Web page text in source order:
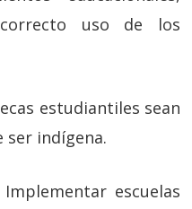
uso de los
sean
ser indígena.
escuelas